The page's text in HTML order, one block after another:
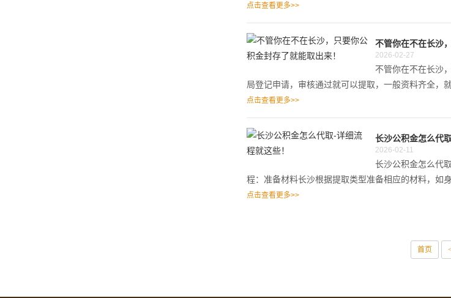
点击查看更多>>
不管你在不在长沙
2026-02-27
不管你在不在长沙
局登记申请，审核通过就可以提取，一般资料齐全，
点击查看更多>>
长沙公积金怎么代
2026-02-11
长沙公积金怎么代
程：准备材料长沙根据提取类型准备相应的材料，如
点击查看更多>>
首页